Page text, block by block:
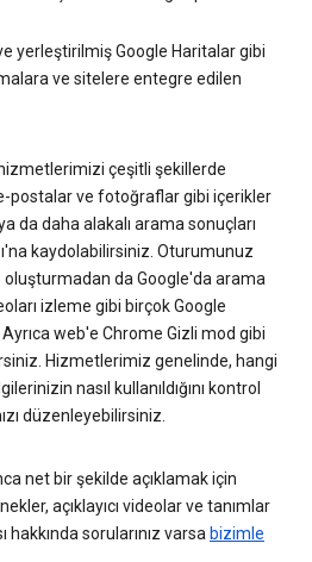
yerleştirilmiş Google Haritalar gibi
ve sitelere entegre edilen
çeşitli şekillerde
postalar ve fotoğraflar gibi içerikler
da daha alakalı arama sonuçları
kaydolabilirsiniz. Oturumunuz
oluşturmadan da Google'da arama
izleme gibi birçok Google
web'e Chrome Gizli mod gibi
Hizmetlerimiz genelinde, hangi
nasıl kullanıldığını kontrol
düzenleyebilirsiniz.
net bir şekilde açıklamak için
açıklayıcı videolar ve tanımlar
hakkında sorularınız varsa bizimle